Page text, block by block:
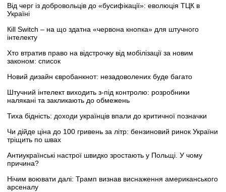
Від черг із добровольців до «бусифікації»: еволюція ТЦК в
Україні
Кill Switch – на що здатна «червона кнопка» для штучного
інтелекту
Хто втратив право на відстрочку від мобілізації за новим
законом: список
Новий дизайн євробанкнот: незадоволених буде багато
Штучний інтелект виходить з-під контролю: розробники
налякані та закликають до обмежень
Тиха бідність: доходи українців впали до критичної позначки
Чи дійде ціна до 100 гривень за літр: бензиновий ринок України
тріщить по швах
Антиукраїнські настрої швидко зростають у Польщі. У чому
причина?
Нічим воювати далі: Трамп визнав виснаження американського
арсеналу